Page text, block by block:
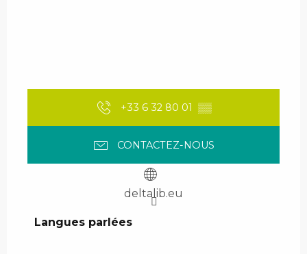
+33 6 32 80 01 ▒▒
CONTACTEZ-NOUS
deltalib.eu
Langues parlées
Langues parlées